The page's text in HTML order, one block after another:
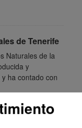
de Tenerife
Naturales de la
y
ha contado con